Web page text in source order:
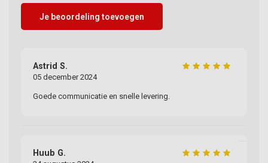
Je beoordeling toevoegen
Astrid S.
05 december 2024
Goede communicatie en snelle levering.
Huub G.